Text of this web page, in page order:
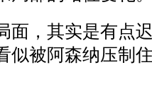
面，其实是有点
似被阿森纳压制